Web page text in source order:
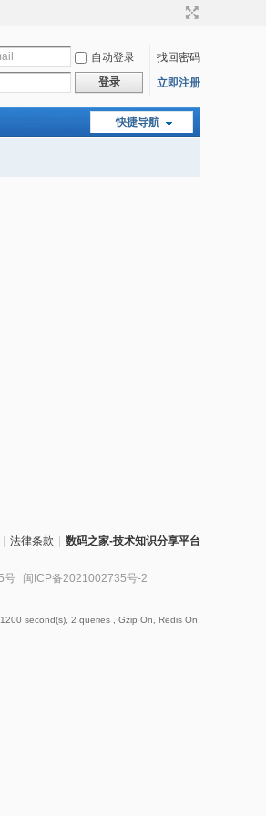
自动登录
找回密码
登录 立即注册
快捷导航
法律条款 数码之家-技术知识分享平台
号 闽ICP备2021002735号-2
second(s), 2 queries , Gzip On, Redis On.